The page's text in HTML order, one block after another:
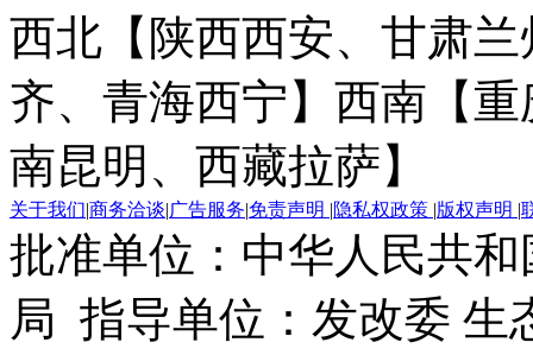
西北【陕西西安、甘肃
齐、青海西宁】 西南【
南昆明、西藏拉萨】
关于我们|商务洽谈|广告服务|免责声明 |隐私权政策 |版权声明 |
批准单位：中华人民共
局 指导单位：发改委 生